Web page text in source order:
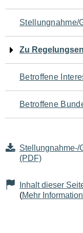
Navigation
für
den
Stellungnahme/
Zu
Betroffene
Betroffene
Stellungnahme-/
(PDF)
Inhalt dieser
(Mehr